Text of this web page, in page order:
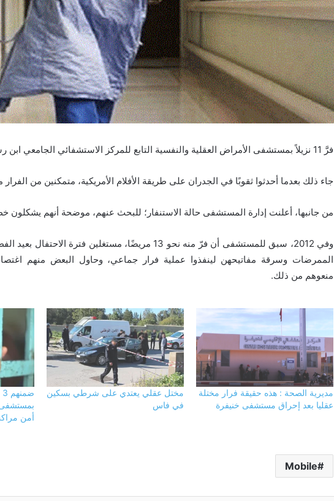
فرَّ 11 نزيلاً بمستشفى الأمراض العقلية والنفسية التابع للمركز الاستشفائي الجامعي ابن رشد في الدار البيضاء.
جاء ذلك بعدما أحدثوا ثقوبًا في الجدران على طريقة الأفلام الأمريكية، متمكنين من
من جانبها، أعلنت إدارة المستشفى حالة الاستنفار؛ للبحث عنهم، موضحة أنهم يشكلون
وفي 2012، سبق للمستشفى أن فرّ منه نحو 13 مريضًا، مستغلين
الممرضات وسرقة مفاتيحهن لينفذوا عملية فرار جماعي، وحاول البعض منهم
منعوهم من ذلك.
مديرية الصحة : هذه حقيقة فرار مختلة
عقليا بعد إحراق مستشفى خنيفرة
مختل عقلي يعتدي على شرطي بسكين
في فاس
بمستشفى
أمن
Mobile